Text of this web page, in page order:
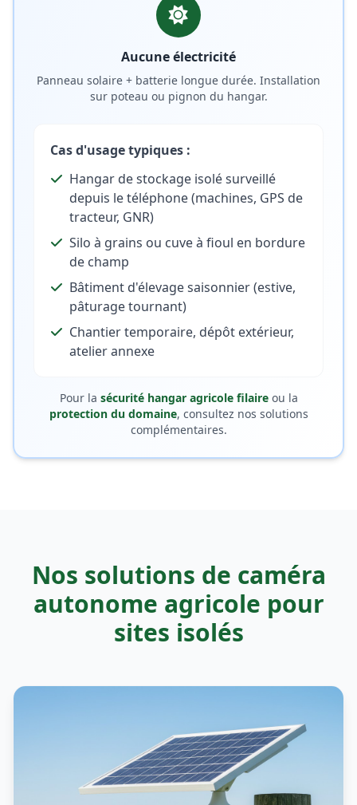
Aucune électricité
Panneau solaire + batterie longue durée. Installation
sur poteau ou pignon du hangar.
Cas d'usage typiques :
Hangar de stockage isolé surveillé
depuis le téléphone (machines, GPS de
tracteur, GNR)
Silo à grains ou cuve à fioul en bordure
de champ
Bâtiment d'élevage saisonnier (estive,
pâturage tournant)
Chantier temporaire, dépôt extérieur,
atelier annexe
Pour la sécurité hangar agricole filaireou la
protection du domaine, consultez nos solutions
complémentaires.
Nos solutions de caméra
autonome agricole pour
sites isolés